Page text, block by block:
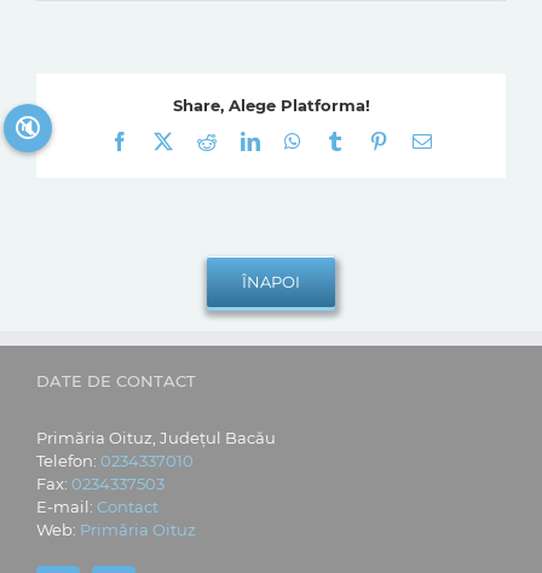
Share, Alege Platforma!
Facebook
RedditLinkedInWhatsApp
Tumblr Pinterest
E-
DATE DE CONTACT
Primăria Oituz, Județul Bacău
Telefon: 0234337010
Fax: 0234337503
E-mail: Contact
Web: Primăria Oituz
🔇